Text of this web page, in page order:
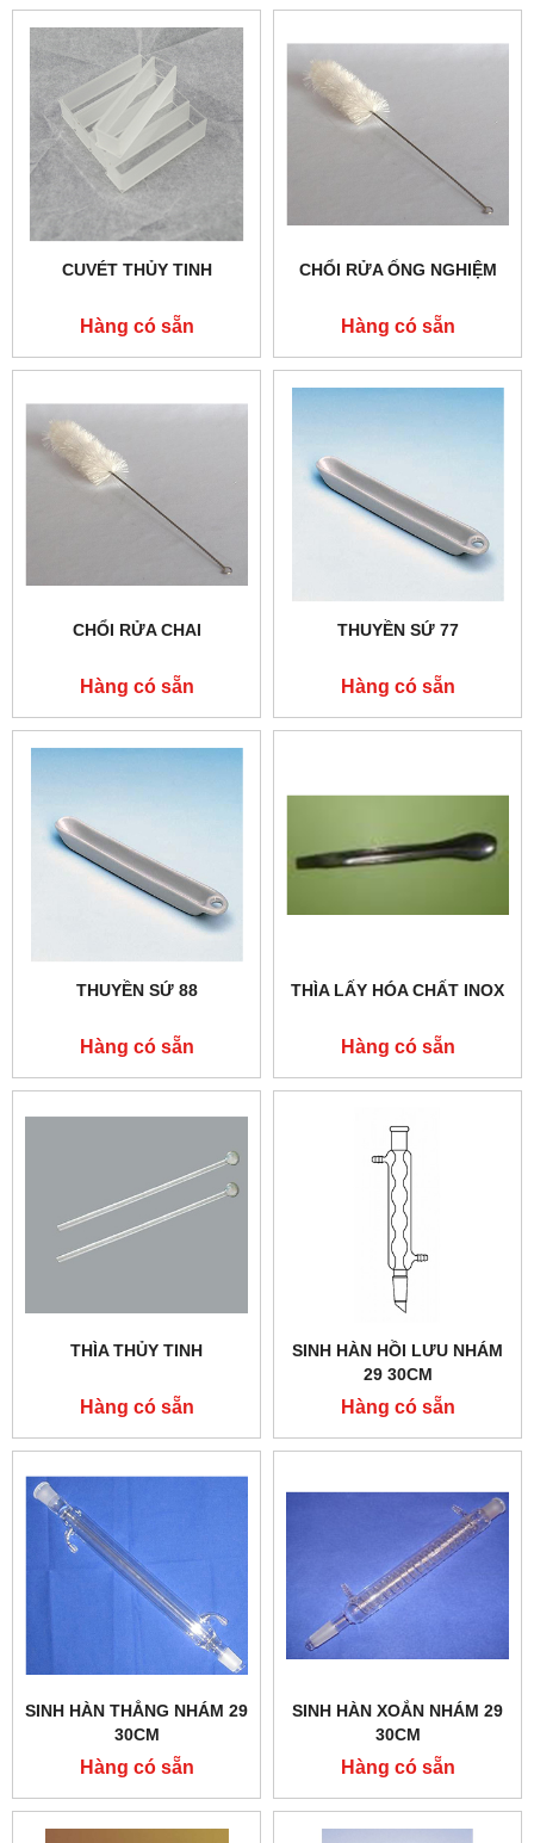
CUVÉT THỦY TINH
Hàng có sẵn
CHỔI RỬA ỐNG NGHIỆM
Hàng có sẵn
CHỔI RỬA CHAI
Hàng có sẵn
THUYỀN SỨ 77
Hàng có sẵn
THUYỀN SỨ 88
Hàng có sẵn
THÌA LẤY HÓA CHẤT INOX
Hàng có sẵn
THÌA THỦY TINH
Hàng có sẵn
SINH HÀN HỒI LƯU NHÁM
29 30CM
Hàng có sẵn
SINH HÀN THẲNG NHÁM 29
30CM
Hàng có sẵn
SINH HÀN XOẮN NHÁM 29
30CM
Hàng có sẵn